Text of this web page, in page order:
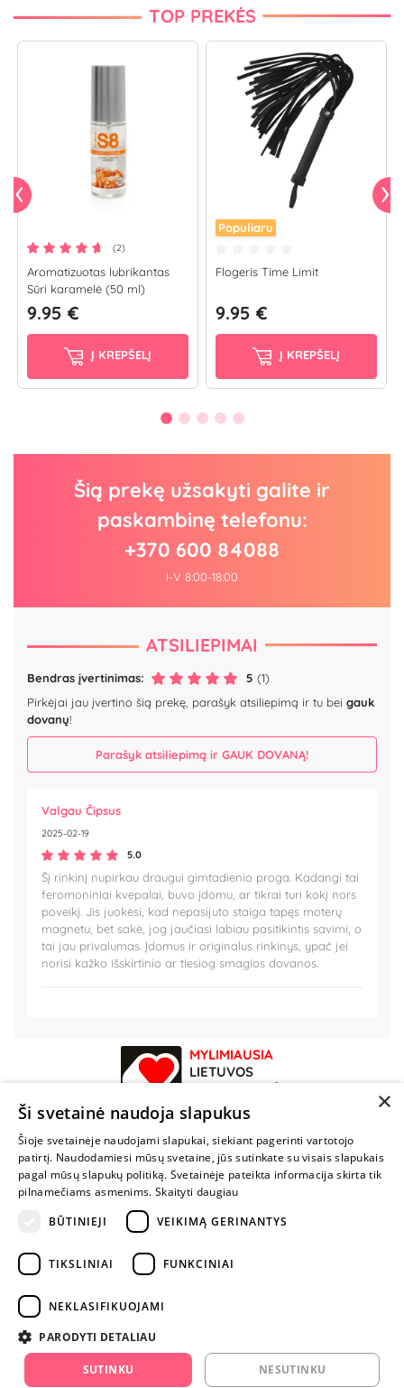
TOP PREKĖS
(2)
Aromatizuotas lubrikantas
Sūri karamelė (50 ml)
9.95 €
Į KREPŠELĮ
Populiaru
Flogeris Time Limit
9.95 €
Į KREPŠELĮ
Šią prekę užsakyti galite ir
paskambinę telefonu:
+370 600 84088
I-V 8:00-18:00
ATSILIEPIMAI
Bendras įvertinimas: 5 (1)
Pirkėjai jau įvertino šią prekę, parašyk atsiliepimą ir tu bei gauk
dovanų!
Parašyk atsiliepimą ir GAUK DOVANĄ!
Valgau Čipsus
2025-02-19
5.0
Šį rinkinį nupirkau draugui gimtadienio proga. Kadangi tai
feromoniniai kvepalai, buvo įdomu, ar tikrai turi kokį nors
poveikį. Jis juokėsi, kad nepasijuto staiga tapęs moterų
magnetu, bet sakė, jog jaučiasi labiau pasitikintis savimi, o
tai jau privalumas. Įdomus ir originalus rinkinys, ypač jei
norisi kažko išskirtinio ar tiesiog smagios dovanos.
MYLIMIAUSIA
LIETUVOS
PARDUOTUVĖ
NENUSTOK
ŽAISTI
+370 600 84088
info@fantazijos.lt
instagram.com/fantazijos.lt
Karjera
×
Ši svetainė naudoja slapukus
Šioje svetainėje naudojami slapukai, siekiant pagerinti vartotojo
patirtį. Naudodamiesi mūsų svetaine, jūs sutinkate su visais slapukais
pagal mūsų slapukų politiką. Svetainėje pateikta informacija skirta tik
pilnamečiams asmenims. Skaityti daugiau
BŪTINIEJI
VEIKIMĄ GERINANTYS
TIKSLINIAI FUNKCINIAI
NEKLASIFIKUOJAMI
PARODYTI DETALIAU
SUTINKU NESUTINKU